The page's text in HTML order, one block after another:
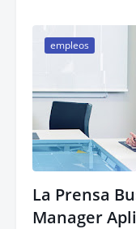
empleos
La Prensa
Manager